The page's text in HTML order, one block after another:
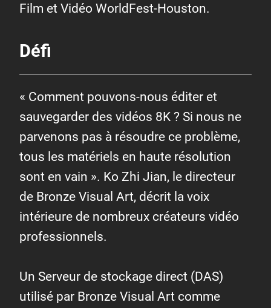
Film et Vidéo WorldFest-Houston.
Défi
« Comment pouvons-nous éditer et
sauvegarder des vidéos 8K ? Si nous ne
parvenons pas à résoudre ce problème,
tous les matériels en haute résolution
sont en vain ». Ko Zhi Jian, le directeur
de Bronze Visual Art, décrit la voix
intérieure de nombreux créateurs vidéo
professionnels.
Un Serveur de stockage direct (DAS)
utilisé par Bronze Visual Art comme